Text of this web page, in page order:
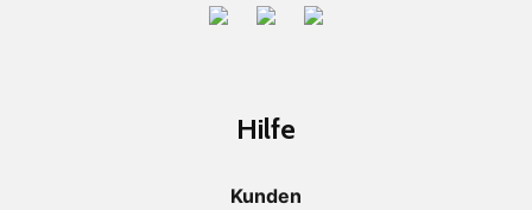
Hilfe
Kunden